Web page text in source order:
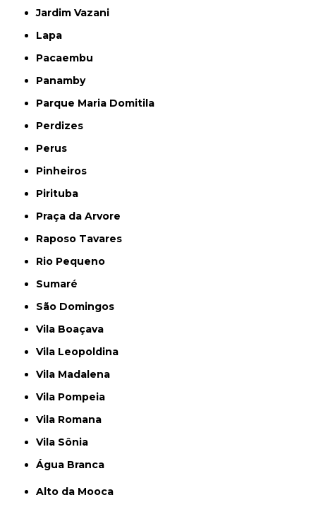
Jardim Vazani
Lapa
Pacaembu
Panamby
Parque Maria Domitila
Perdizes
Perus
Pinheiros
Pirituba
Praça da Arvore
Raposo Tavares
Rio Pequeno
Sumaré
São Domingos
Vila Boaçava
Vila Leopoldina
Vila Madalena
Vila Pompeia
Vila Romana
Vila Sônia
Água Branca
Alto da Mooca